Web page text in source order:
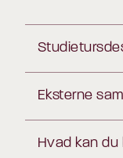
Eksterne
Hvad kan du